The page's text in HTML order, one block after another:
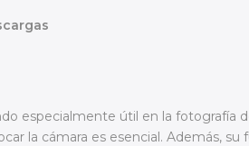
especialmente útil en la fotografía
la cámara es esencial. Además, su